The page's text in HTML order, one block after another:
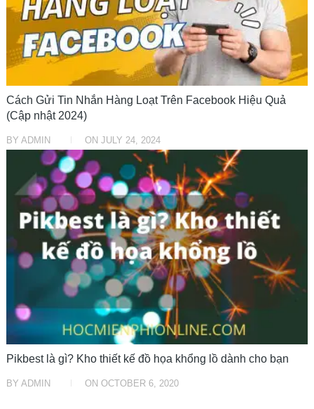
Cách Gửi Tin Nhắn Hàng Loạt Trên Facebook Hiệu Quả
(Cập nhật 2024)
BY ADMIN ON JULY 24, 2024
THỦ THUẬT TIN HỌC
Pikbest là gì? Kho thiết kế đồ họa khổng lồ dành cho bạn
BY ADMIN ON OCTOBER 6, 2020